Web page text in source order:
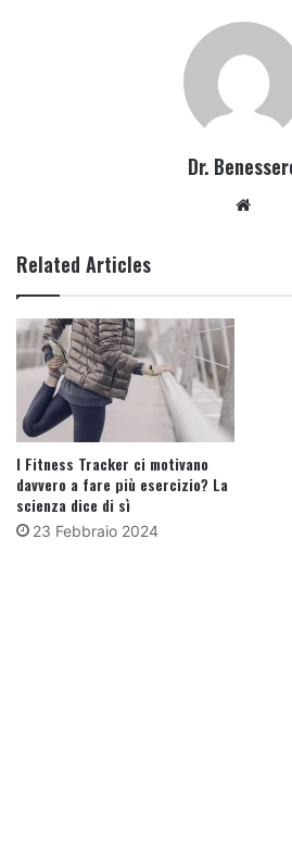
Dr.
Related Articles
I Fitness Tracker ci motivano
davvero a fare più esercizio? La
scienza dice di sì
23 Febbraio 2024